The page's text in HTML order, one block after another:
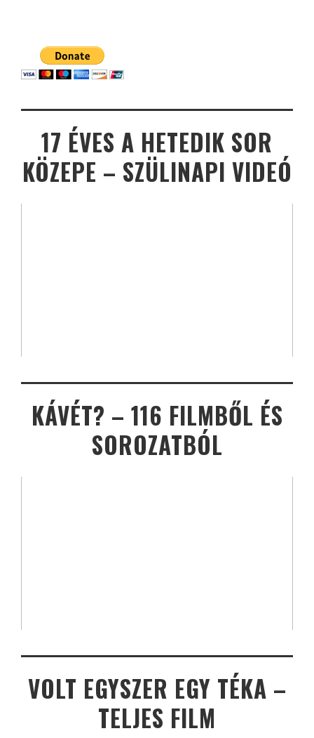
17 ÉVES A HETEDIK SOR
KÖZEPE – SZÜLINAPI VIDEÓ
KÁVÉT? – 116 FILMBŐL ÉS
SOROZATBÓL
VOLT EGYSZER EGY TÉKA –
TELJES FILM